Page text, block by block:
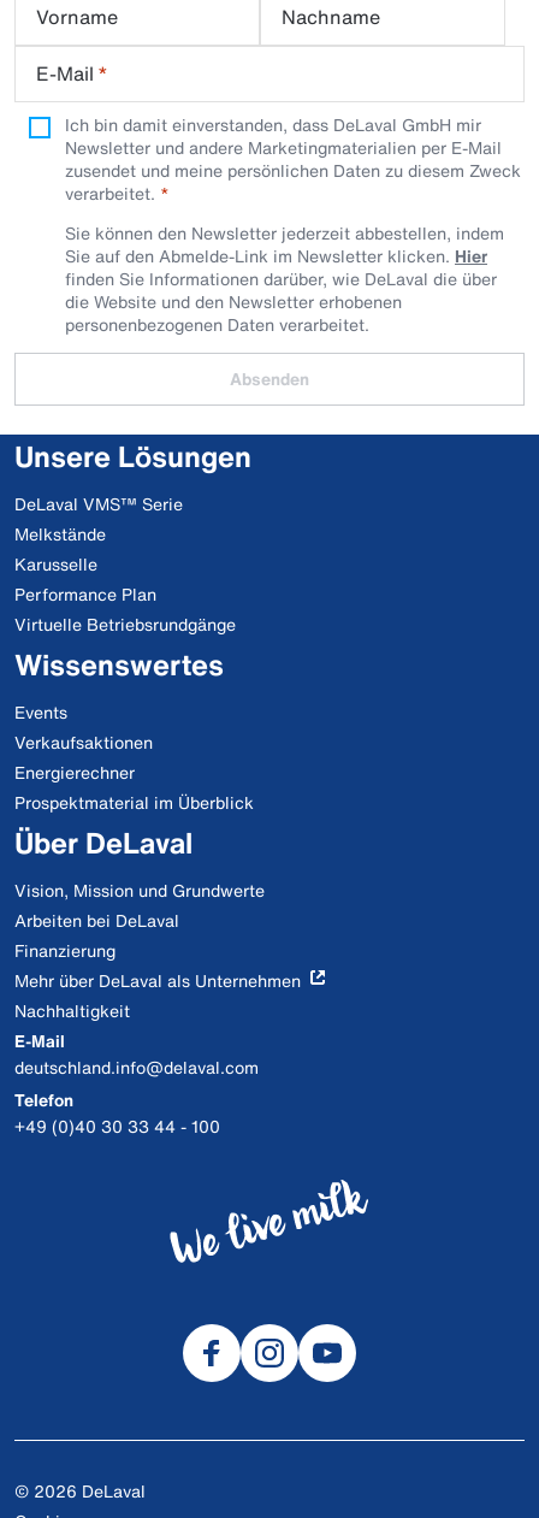
Vorname
Nachname
E-Mail *
Ich bin damit einverstanden, dass DeLaval GmbH mir
Newsletter und andere Marketingmaterialien per E-Mail
zusendet und meine persönlichen Daten zu diesem Zweck
verarbeitet.
Sie können den Newsletter jederzeit abbestellen, indem
Sie auf den Abmelde-Link im Newsletter klicken. Hier
finden Sie Informationen darüber, wie DeLaval die über
die Website und den Newsletter erhobenen
personenbezogenen Daten verarbeitet.
Absenden
Unsere Lösungen
DeLaval VMS™ Serie
Melkstände
Karusselle
Performance Plan
Virtuelle Betriebsrundgänge
Wissenswertes
Events
Verkaufsaktionen
Energierechner
Prospektmaterial im Überblick
Über DeLaval
Vision, Mission und Grundwerte
Arbeiten bei DeLaval
Finanzierung
Mehr über DeLaval als Unternehmen
Nachhaltigkeit
E-Mail
deutschland.info@delaval.com
Telefon
+49 (0)40 30 33 44 - 100
© 2026 DeLaval